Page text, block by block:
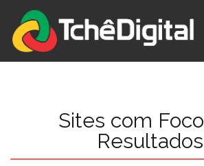
Sites com
Resultados